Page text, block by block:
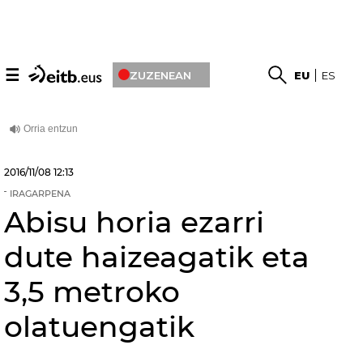
☰ ZUZENEAN EU ES
2016/11/08 12:13
IRAGARPENA
Abisu horia ezarri
dute haizeagatik eta
3,5 metroko
olatuengatik